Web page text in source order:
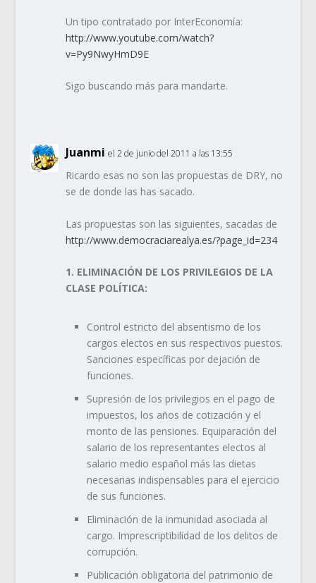
Un tipo contratado por InterEconomía:
http://www.youtube.com/watch?
v=Py9NwyHmD9E
Sigo buscando más para mandarte.
Juanmi el 2 de junio del 2011 a las 13:55
Ricardo esas no son las propuestas de DRY, no
se de donde las has sacado.
Las propuestas son las siguientes, sacadas de
http://www.democraciarealya.es/?page_id=234
1. ELIMINACIÓN DE LOS PRIVILEGIOS DE LA
CLASE POLÍTICA:
Control estricto del absentismo de los
cargos electos en sus respectivos puestos.
Sanciones específicas por dejación de
funciones.
Supresión de los privilegios en el pago de
impuestos, los años de cotización y el
monto de las pensiones. Equiparación del
salario de los representantes electos al
salario medio español más las dietas
necesarias indispensables para el ejercicio
de sus funciones.
Eliminación de la inmunidad asociada al
cargo. Imprescriptibilidad de los delitos de
corrupción.
Publicación obligatoria del patrimonio de